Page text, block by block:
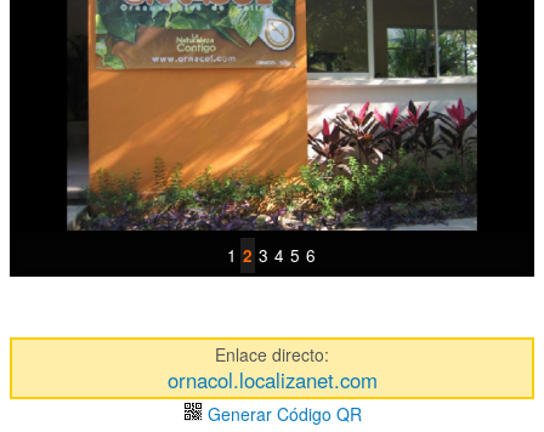
1 2 3 4 5 6
Enlace directo:
ornacol.localizanet.com
Generar Código QR